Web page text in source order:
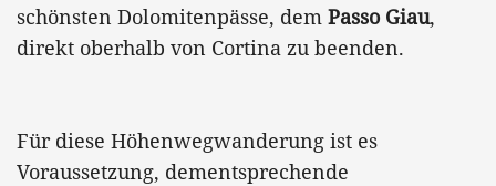
schönsten Dolomitenpässe, dem Passo Giau,
direkt oberhalb von Cortina zu beenden.
Für diese Höhenwegwanderung ist es
Voraussetzung, dementsprechende